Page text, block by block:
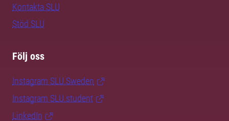
Kontakta SLU
Stöd SLU
Följ oss
Instagram SLU.Sweden
Instagram SLU.student
LinkedIn